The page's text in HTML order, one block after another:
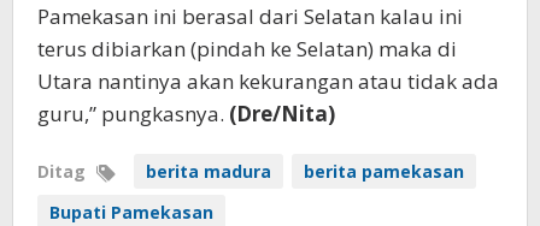
Pamekasan ini berasal dari Selatan kalau ini
terus dibiarkan (pindah ke Selatan) maka di
Utara nantinya akan kekurangan atau tidak ada
guru,” pungkasnya. (Dre/Nita)
Ditag berita madura
berita pamekasan
Bupati Pamekasan